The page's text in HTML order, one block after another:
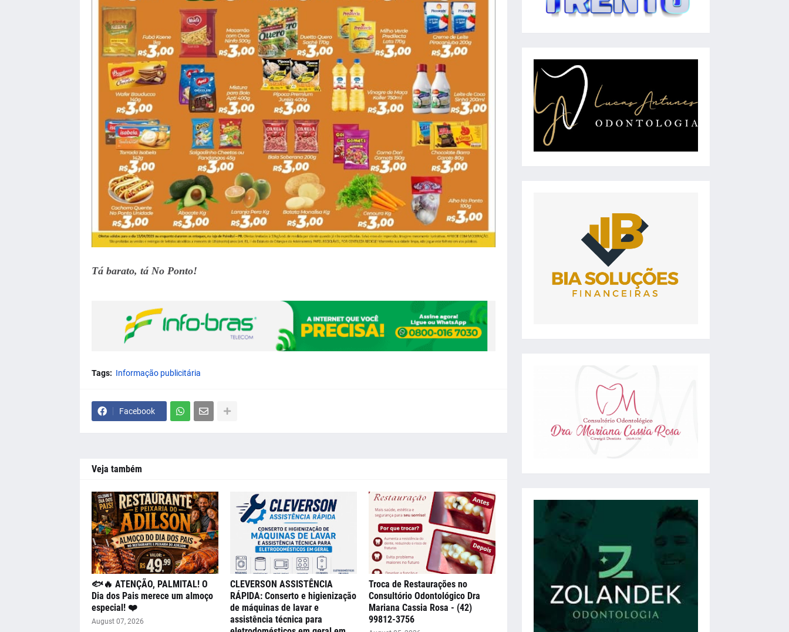
Tá barato, tá No Ponto!
Tags: Informação publicitária
Facebook
Veja também
🐟🔥 ATENÇÃO, PALMITAL! O
Dia dos Pais merece um almoço
especial! ❤️
August 07, 2026
CLEVERSON ASSISTÊNCIA
RÁPIDA: Conserto e higienização
de máquinas de lavar e
assistência técnica para
Troca de Restaurações no
Consultório Odontológico Dra
Mariana Cassia Rosa - (42)
99812-3756